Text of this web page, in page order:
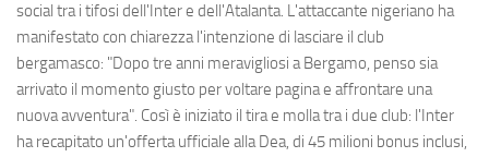
social tra i tifosi dell'Inter e dell'Atalanta. L'attaccante nigeriano ha
manifestato con chiarezza l'intenzione di lasciare il club
bergamasco: "Dopo tre anni meravigliosi a Bergamo, penso sia
arrivato il momento giusto per voltare pagina e affrontare una
nuova avventura". Così è iniziato il tira e molla tra i due club: l'Inter
ha recapitato un'offerta ufficiale alla Dea, di 45 milioni bonus inclusi,